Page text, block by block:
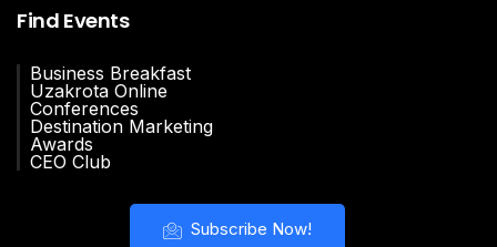
Find Events
Business Breakfast
Uzakrota Online
Conferences
Destination Marketing
Awards
CEO Club
Subscribe Now!